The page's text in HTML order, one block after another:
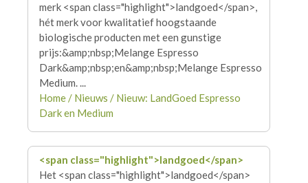
merk <span class="highlight">landgoed</span>,
hét merk voor kwalitatief hoogstaande
biologische producten met een gunstige
prijs:&amp;nbsp;Melange Espresso
Dark&amp;nbsp;en&amp;nbsp;Melange Espresso
Medium. ...
Home / Nieuws / Nieuw: LandGoed Espresso
Dark en Medium
<span class="highlight">landgoed</span>
Het <span class="highlight">landgoed</span>